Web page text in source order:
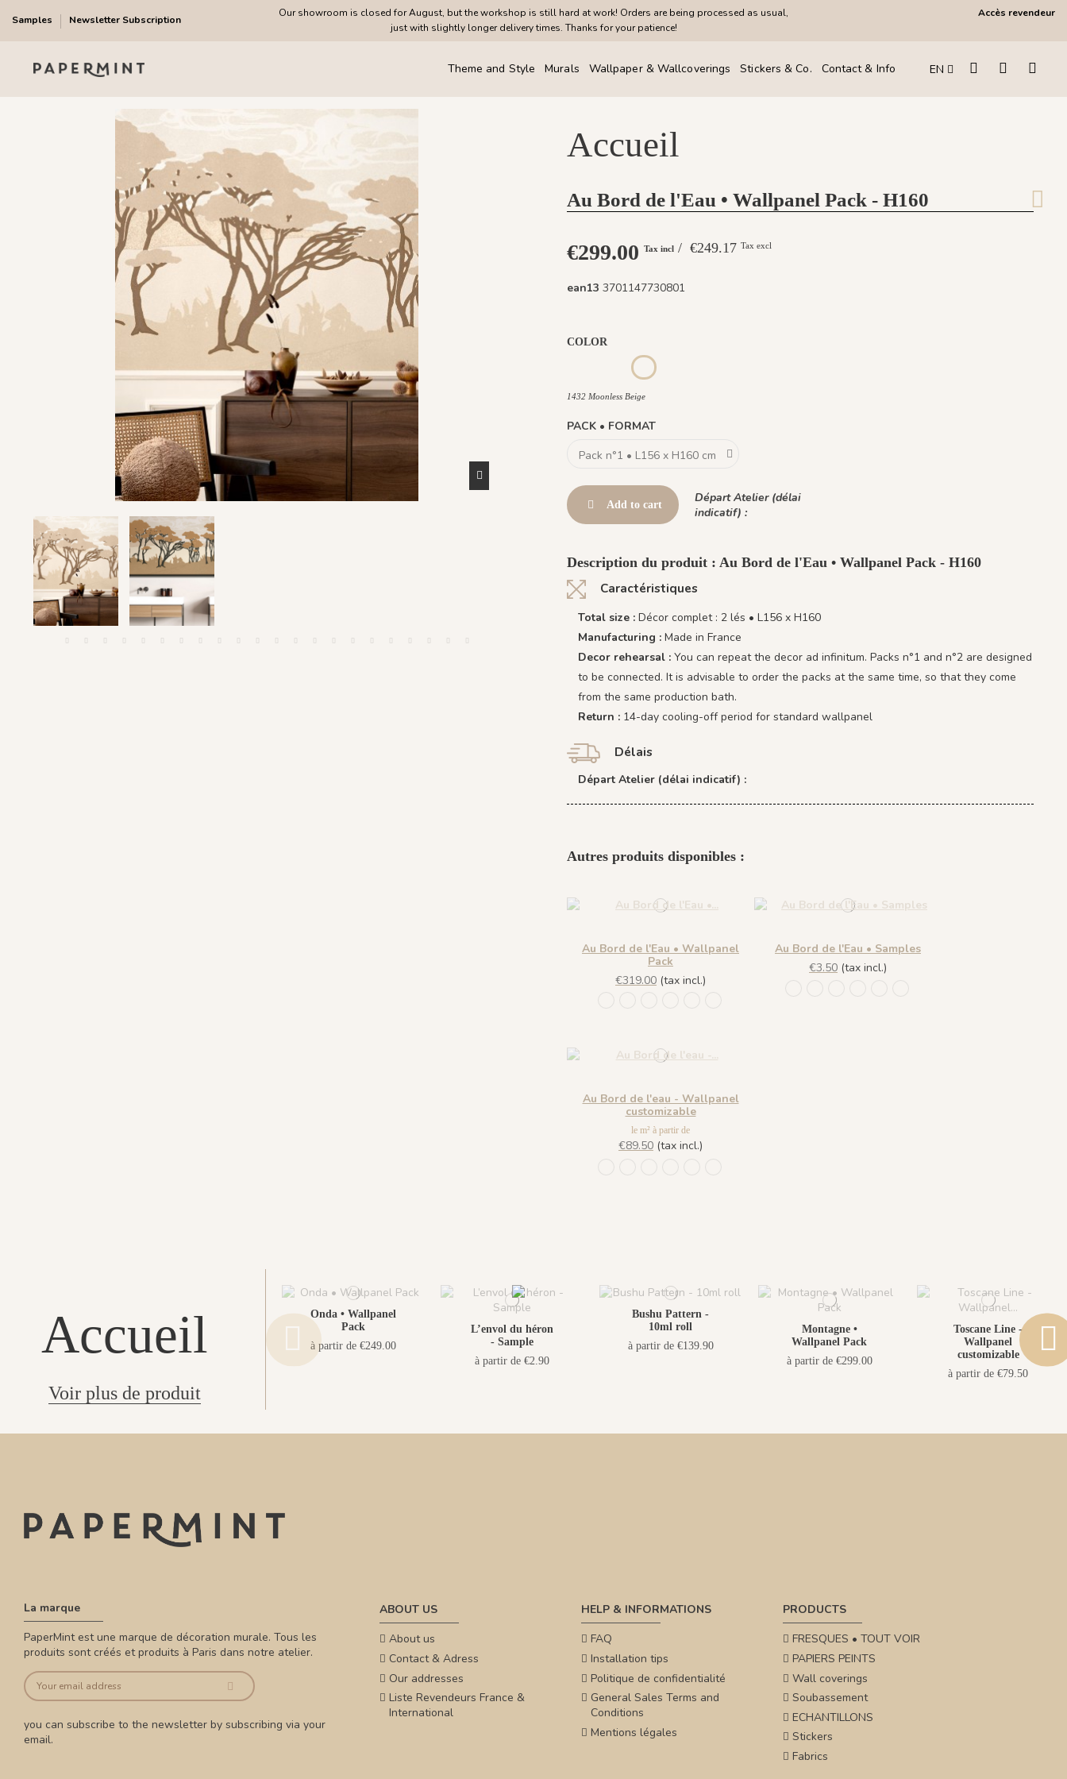
Samples Newsletter Subscription
Our showroom is closed for August, but the workshop is still hard at work! Orders are being processed as usual,
just with slightly longer delivery times. Thanks for your patience!
Accès revendeur
Theme and Style Murals Wallpaper & Wallcoverings Stickers & Co. Contact & Info EN
Accueil
Au Bord de l'Eau • Wallpanel Pack - H160
€299.00 Tax incl / €249.17 Tax excl
ean13 3701147730801
COLOR
1431 BabyBlue1430 Burgundy Gold
1432 Moonless Beige
1432 Moonless Beige
PACK • FORMAT
Add to cart
Départ Atelier (délai
indicatif) :
Description du produit : Au Bord de l'Eau • Wallpanel Pack - H160
Caractéristiques
Total size : Décor complet : 2 lés • L156 x H160
Manufacturing : Made in France
Decor rehearsal : You can repeat the decor ad infinitum. Packs n°1 and n°2 are designed
to be connected. It is advisable to order the packs at the same time, so that they come
from the same production bath.
Return : 14-day cooling-off period for standard wallpanel
Délais
Départ Atelier (délai indicatif) :
Autres produits disponibles :
Au Bord de l'Eau • Wallpanel
Pack
€319.00 (tax incl.)
Au Bord de l'Eau • Samples
€3.50 (tax incl.)
Au Bord de l'eau - Wallpanel
customizable
le m² à partir de
€89.50 (tax incl.)
Accueil
Voir plus de produit
Onda • Wallpanel
Pack
à partir de €249.00
L’envol du héron
- Sample
à partir de €2.90
Bushu Pattern -
10ml roll
à partir de €139.90
Montagne •
Wallpanel Pack
à partir de €299.00
Toscane Line -
Wallpanel
customizable
à partir de €79.50
La marque
PaperMint est une marque de décoration murale. Tous les
produits sont créés et produits à Paris dans notre atelier.
you can subscribe to the newsletter by subscribing via your
email.
ABOUT US
About us
Contact & Adress
Our addresses
Liste Revendeurs France &
International
HELP & INFORMATIONS
FAQ
Installation tips
Politique de confidentialité
General Sales Terms and
Conditions
Mentions légales
PRODUCTS
FRESQUES • TOUT VOIR
PAPIERS PEINTS
Wall coverings
Soubassement
ECHANTILLONS
Stickers
Fabrics